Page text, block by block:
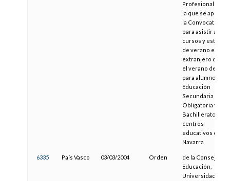
Profesionales,
la que se aprueba
la Convocatoria
para asistir a
cursos y
de verano en el
extranjero
el verano de 2004
para alumnos de
Educación
Secundaria
Obligatoria y 1.º
Bachillerato de
centros
educativos de
Navarra
6335 País Vasco 03/03/2004 Orden
de la Consejera
Educación,
Universidades e